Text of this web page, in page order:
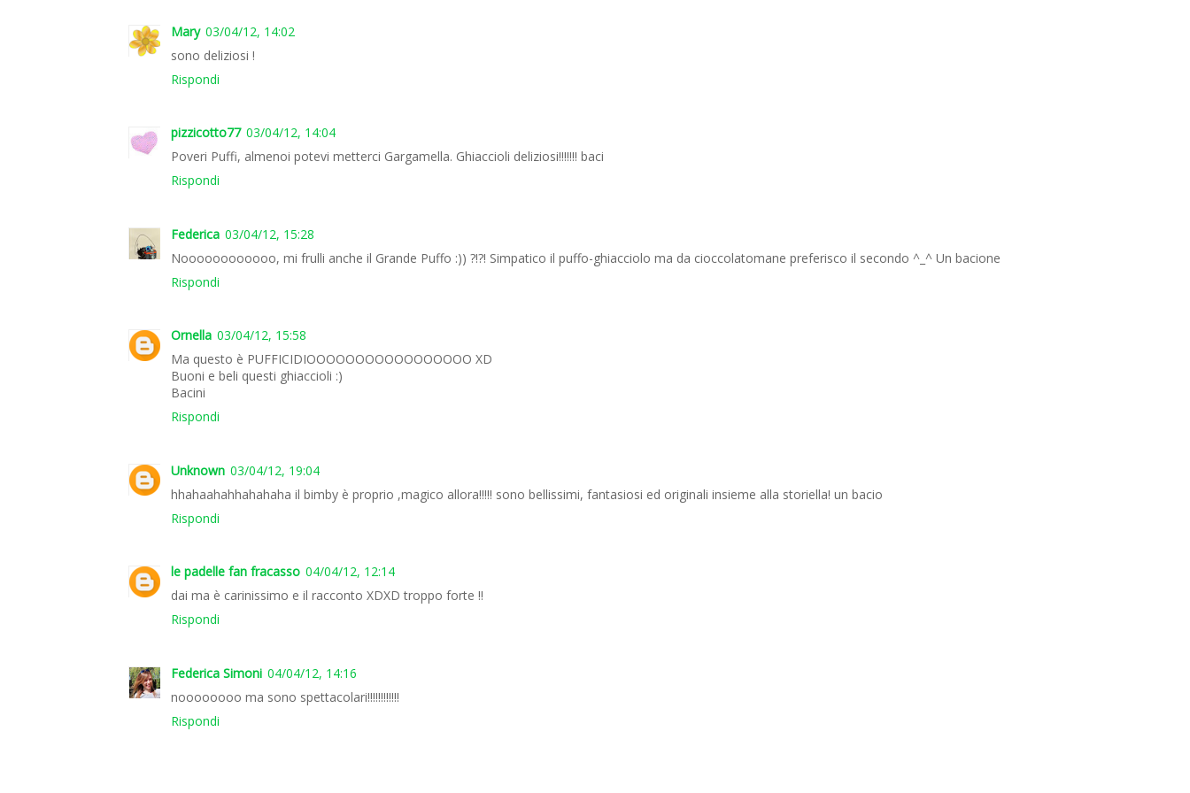
Mary 03/04/12, 14:02
sono deliziosi !
Rispondi
pizzicotto77 03/04/12, 14:04
Poveri Puffi, almenoi potevi metterci Gargamella. Ghiaccioli deliziosi!!!!!!! baci
Rispondi
Federica 03/04/12, 15:28
Noooooooooooo, mi frulli anche il Grande Puffo :)) ?!?! Simpatico il puffo-ghiacciolo ma da cioccolatomane preferisco il secondo ^_^ Un bacione
Rispondi
Ornella 03/04/12, 15:58
Ma questo è PUFFICIDIOOOOOOOOOOOOOOOOO XD
Buoni e beli questi ghiaccioli :)
Bacini
Rispondi
Unknown 03/04/12, 19:04
hhahaahahhahahaha il bimby è proprio ,magico allora!!!!! sono bellissimi, fantasiosi ed originali insieme alla storiella! un bacio
Rispondi
le padelle fan fracasso 04/04/12, 12:14
dai ma è carinissimo e il racconto XDXD troppo forte !!
Rispondi
Federica Simoni 04/04/12, 14:16
noooooooo ma sono spettacolari!!!!!!!!!!!!
Rispondi